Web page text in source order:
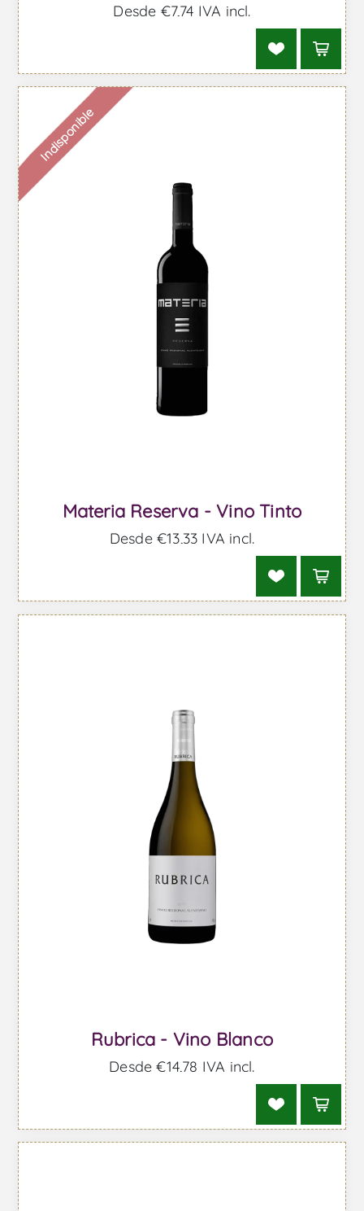
Desde €7,74 IVA incl.
Indisponible
Materia Reserva - Vino Tinto
Desde €13,33 IVA incl.
Rubrica - Vino Blanco
Desde €14,78 IVA incl.